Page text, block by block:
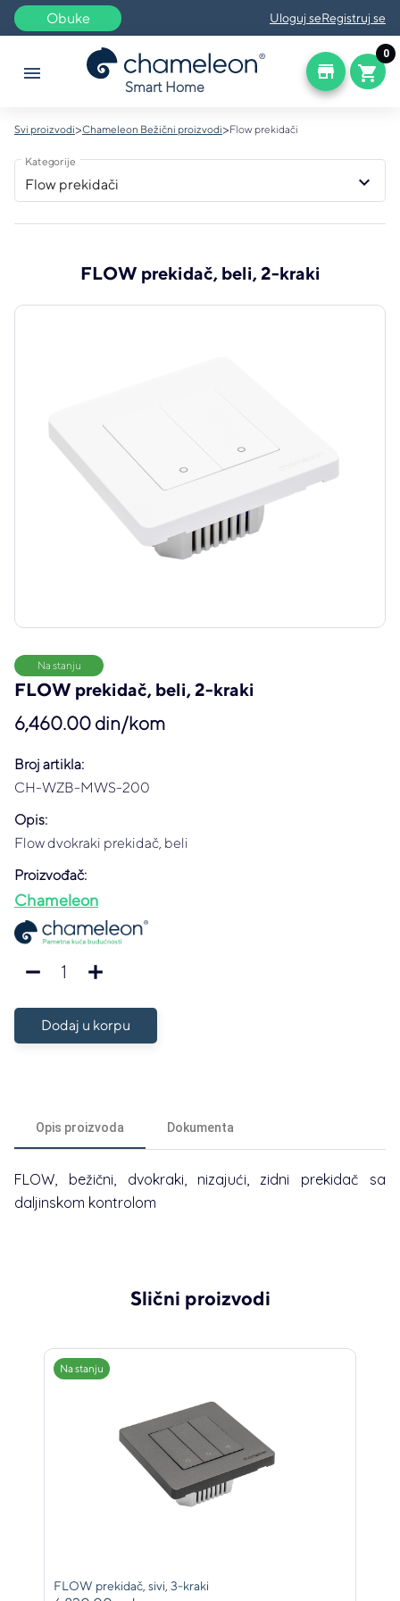
Obuke Uloguj seRegistruj se
menu
Smart Home
store shopping_cart
0
Svi proizvodi>Chameleon Bežični proizvodi>Flow prekidači
Flow prekidači
Kategorije
keyboard_arrow_down
FLOW prekidač, beli, 2-kraki
Na stanju
FLOW prekidač, beli, 2-kraki
6,460.00 din/kom
Broj artikla:
CH-WZB-MWS-200
Opis:
Flow dvokraki prekidač, beli
Proizvođač:
Chameleon
remove 1 add
Dodaj u korpu
Opis proizvoda Dokumenta
FLOW, bežični, dvokraki, nizajući, zidni prekidač sa
daljinskom kontrolom
Slični proizvodi
Na stanju
FLOW prekidač, sivi, 3-kraki